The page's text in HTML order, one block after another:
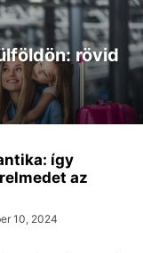
rövid
így
az
10, 2024